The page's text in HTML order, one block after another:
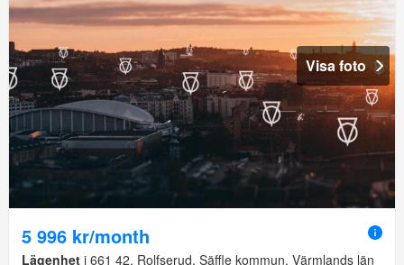
Visa foto
5 996 kr/month
Lägenhet i 661 42, Rolfserud, Säffle kommun, Värmlands län